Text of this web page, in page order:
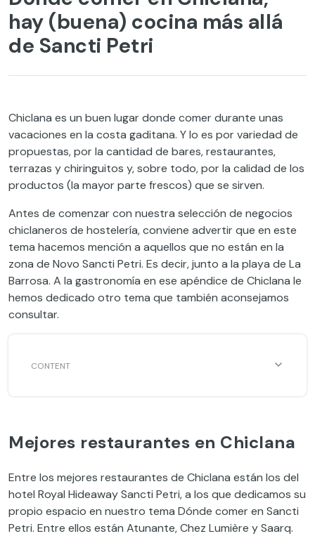
hay (buena) cocina más allá
de Sancti Petri
Chiclana es un buen lugar donde comer durante unas
vacaciones en la costa gaditana. Y lo es por variedad de
propuestas, por la cantidad de bares, restaurantes,
terrazas y chiringuitos y, sobre todo, por la calidad de los
productos (la mayor parte frescos) que se sirven.
Antes de comenzar con nuestra selección de negocios
chiclaneros de hostelería, conviene advertir que en este
tema hacemos mención a aquellos que no están en la
zona de Novo Sancti Petri. Es decir, junto a la playa de La
Barrosa. A la gastronomía en ese apéndice de Chiclana le
hemos dedicado otro tema que también aconsejamos
consultar.
Mejores restaurantes en Chiclana
Entre los mejores restaurantes de Chiclana están los del
hotel Royal Hideaway Sancti Petri, a los que dedicamos su
propio espacio en nuestro tema Dónde comer en Sancti
Petri. Entre ellos están Atunante, Chez Lumière y Saarq.